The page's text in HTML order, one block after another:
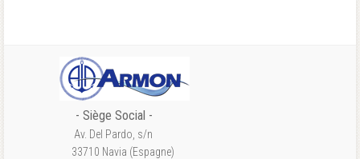
- Siège Social -
Av. Del Pardo, s/n
33710 Navia (Espagne)